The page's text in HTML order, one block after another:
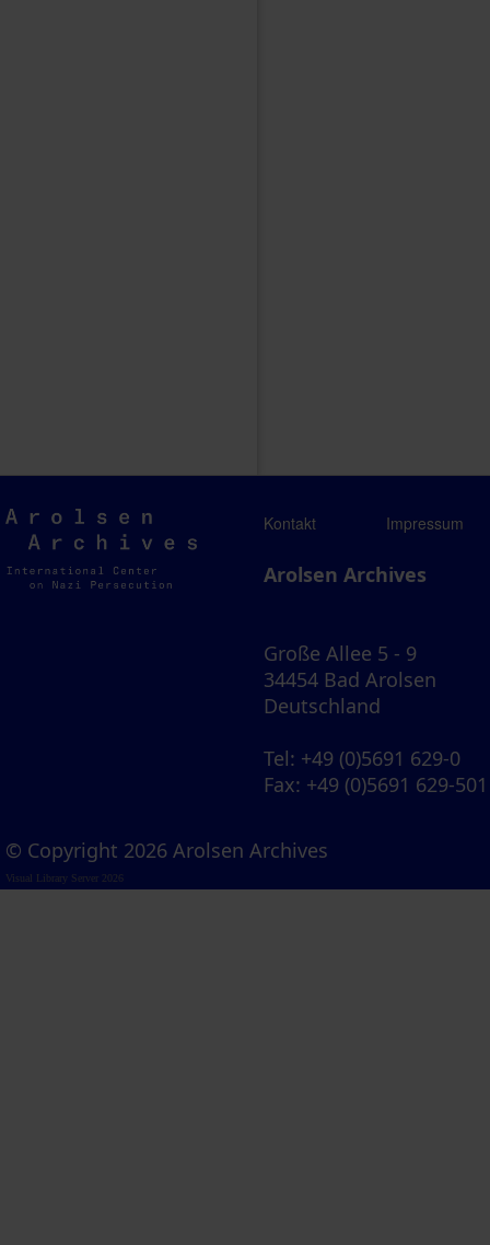
Arolsen
Archives
Kontakt Impressum
Arolsen Archives
Große Allee 5 - 9
34454 Bad Arolsen
Deutschland
Tel: +49 (0)5691 629-0
Fax: +49 (0)5691 629-501
© Copyright 2026 Arolsen Archives
Visual Library Server 2026